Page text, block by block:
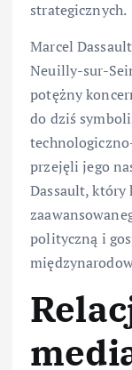
strategicznych.
Marcel
Neuilly-sur-
potężny
do dziś
przejęli jego
Dassault, który
polityczną i